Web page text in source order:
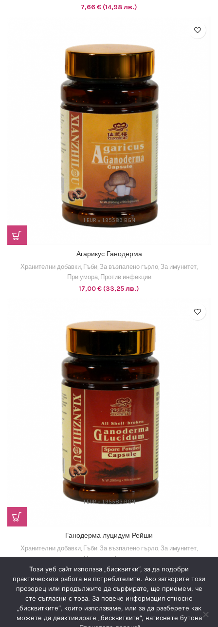
7,66 € (14,98 лв.)
1 EUR = 1.95583 BGN
Агарикус Ганодерма
Хранителни добавки, Гъби, За възпалено гърло, За имунитет,
При умора, Против инфекции
17,00€ (33,25 лв.)
1 EUR = 1.95583 BGN
Ганодерма луцидум Рейши
Хранителни добавки Гъби За възпалено гърло За имунитет
Против инфекции
23,00€ (44,98 лв.)
Знахария Всички права запазени
Този уеб сайт използва „бисквитки“, за да подобри
практическата работа на потребителите. Ако затворите този
прозорец или продължите да сърфирате, ще приемем, че
сте съгласни с това. За повече информация относно
„бисквитките“, които използваме, или за да разберете как
можете да деактивирате „бисквитките“, натиснете бутона